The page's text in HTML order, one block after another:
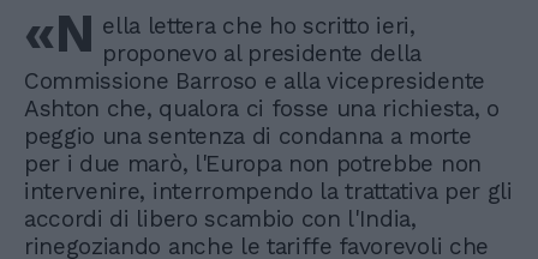
«N ella lettera che ho scritto ieri,
proponevo al presidente della
Commissione Barroso e alla vicepresidente
Ashton che, qualora ci fosse una richiesta, o
peggio una sentenza di condanna a morte
per i due marò, l'Europa non potrebbe non
intervenire, interrompendo la trattativa per gli
accordi di libero scambio con l'India,
rinegoziando anche le tariffe favorevoli che